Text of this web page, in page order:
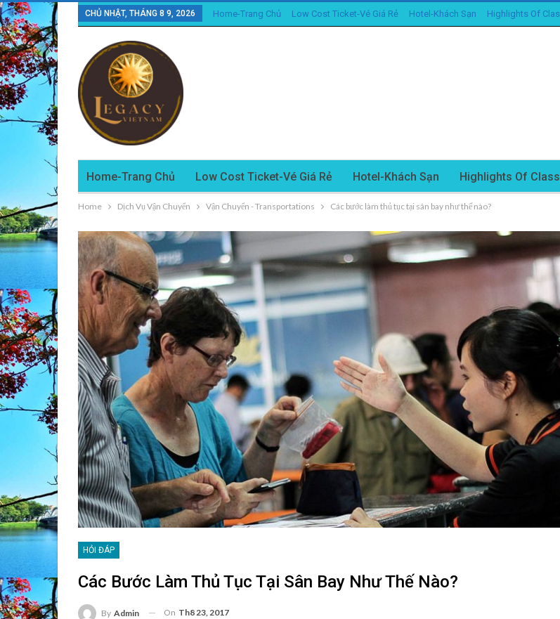
CHỦ NHẬT, THÁNG 8 9, 2026 Home-Trang Chủ Low Cost Ticket-Vé Giá Rẻ Hotel-Khách Sạn Highlights Of
Home-Trang Chủ Low Cost Ticket-Vé Giá Rẻ Hotel-Khách Sạn Highlights Of
Home Dịch Vụ Vận Chuyển Vận Chuyển - Transportations Các bước làm thủ tục tại sân bay như thế nào?
HỎI ĐÁP
Các Bước Làm Thủ Tục Tại Sân Bay Như Thế Nào?
By Admin On Th8 23, 2017